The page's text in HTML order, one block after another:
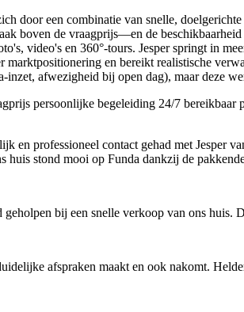
door een combinatie van snelle,
boven de vraagprijs—en de
video's en 360°-tours. Jesper springt in
marktpositionering en bereikt realistische
inzet, afwezigheid bij open dag), maar deze
persoonlijke begeleiding 24/7 bereikbaar
en professioneel contact gehad met Jesper
huis stond mooi op Funda dankzij de
geholpen bij een snelle verkoop van ons
afspraken maakt en ook nakomt.